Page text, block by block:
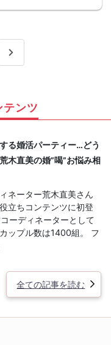
ンツ
る婚活パーティー…どう
木直美の婚”喝”お悩み相
ネーター荒木直美さん
立ちコンテンツに初登
ーディネーターとして
ップル数は1400組。 フ
全ての記事を読む